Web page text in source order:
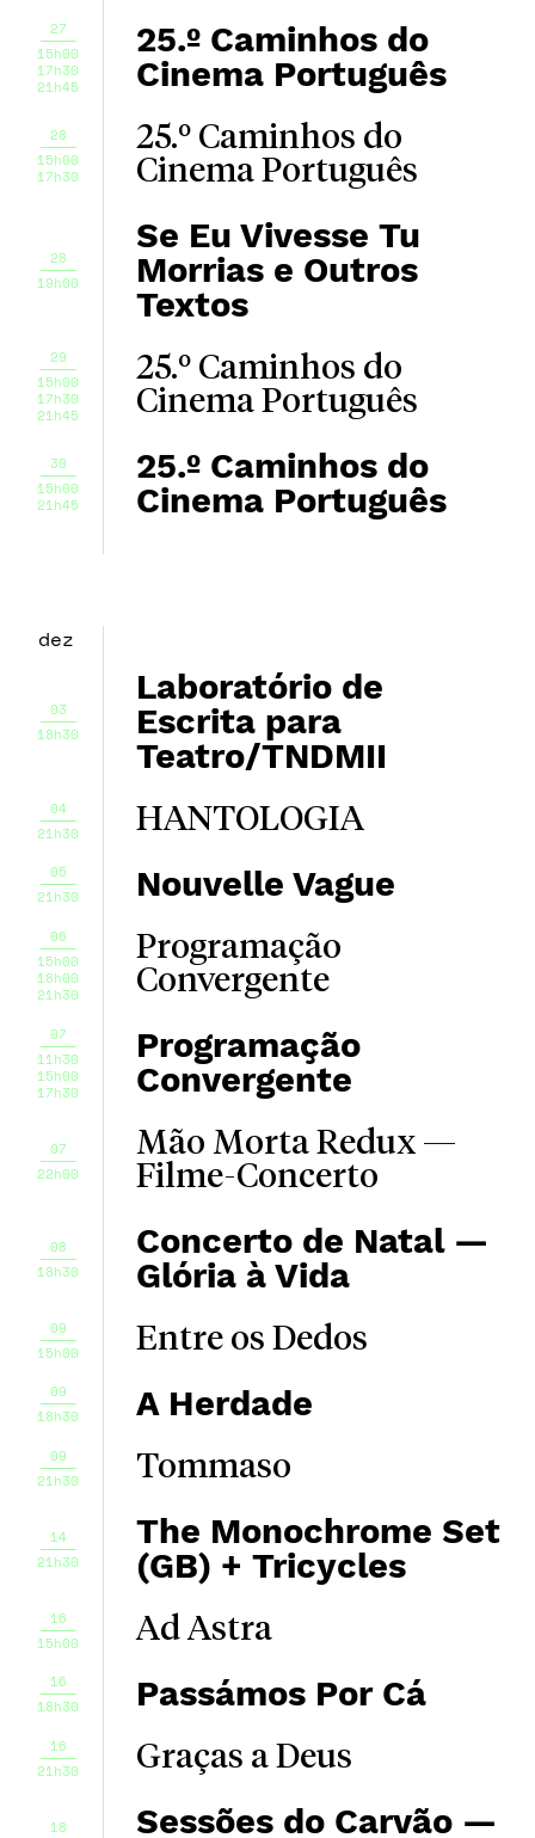
27
15h00
17h30
21h45
25.º Caminhos do
Cinema Português
28
15h00
17h30
25.º Caminhos do
Cinema Português
28
19h00
Se Eu Vivesse Tu
Morrias e Outros
Textos
29
15h00
17h30
21h45
25.º Caminhos do
Cinema Português
30
15h00
21h45
25.º Caminhos do
Cinema Português
dez
03
18h30
Laboratório de
Escrita para
Teatro/TNDMII
04
21h30
HANTOLOGIA
05
21h30
Nouvelle Vague
06
15h00
18h00
21h30
Programação
Convergente
07
11h30
15h00
17h30
Programação
Convergente
07
22h00
Mão Morta Redux —
Filme-Concerto
08
18h30
Concerto de Natal —
Glória à Vida
09
15h00
Entre os Dedos
09
18h30
A Herdade
09
21h30
Tommaso
14
21h30
The Monochrome Set
(GB) + Tricycles
16
15h00
Ad Astra
16
18h30
Passámos Por Cá
16
21h30
Graças a Deus
18
Sessões do Carvão —